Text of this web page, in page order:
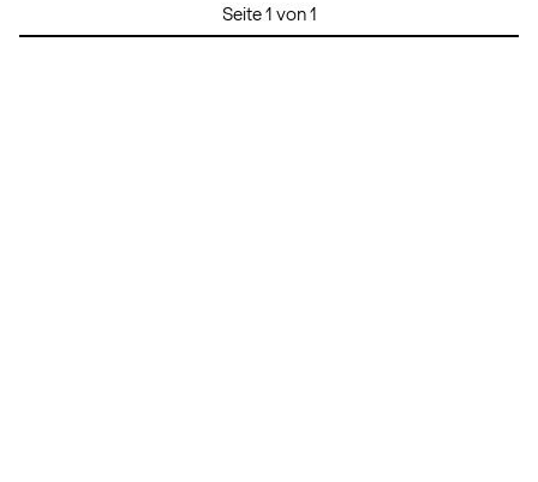
Seite 1 von 1